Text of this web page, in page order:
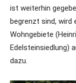
ist weiterhin
begrenzt sind, wird
Wohngebiete
Edelsteinsiedlung)
dazu.